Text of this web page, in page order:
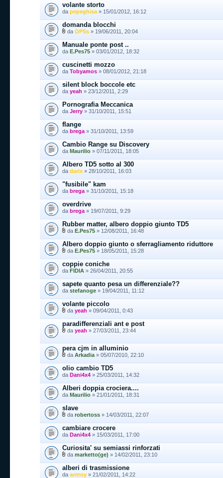
volante storto
da pepeghisa » 15/01/2012, 16:12
domanda blocchi
da OPSs » 19/06/2011, 20:04
Manuale ponte post ..
da E.Pes75 » 03/01/2012, 18:32
cuscinetti mozzo
da Tobyamos » 08/01/2012, 21:18
silent block boccole etc
da yeah » 23/12/2011, 2:29
Pornografia Meccanica
da Jerry » 31/10/2011, 15:51
flange
da brega » 31/10/2011, 13:59
Cambio Range su Discovery
da Maurilio » 07/11/2011, 18:05
Albero TD5 sotto al 300
da darix » 28/10/2011, 16:03
"fusibile" kam
da brega » 31/10/2011, 15:18
overdrive
da brega » 19/07/2011, 9:29
Rubber matter, albero doppio giunto TD5
da E.Pes75 » 12/08/2011, 16:48
Albero doppio giunto o sferragliamento riduttore
da E.Pes75 » 18/05/2011, 15:28
coppie coniche
da FIDIA » 26/04/2011, 20:55
sapete quanto pesa un differenziale??
da stefanoge » 19/04/2011, 11:12
volante piccolo
da yeah » 09/04/2011, 0:43
paradifferenziali ant e post
da yeah » 27/03/2011, 23:44
pera cjm in alluminio
da Arkadia » 05/07/2010, 22:10
olio cambio TD5
da Dani4x4 » 25/03/2011, 14:32
Alberi doppia crociera....
da Maurilio » 21/01/2011, 18:31
slave
da robertoss » 14/03/2011, 22:07
cambiare crocere
da Dani4x4 » 15/03/2011, 17:00
Curiosita' su semiassi rinforzati
da marketto(ge) » 14/02/2011, 23:10
alberi di trasmissione
da antroy » 21/02/2011, 14:22